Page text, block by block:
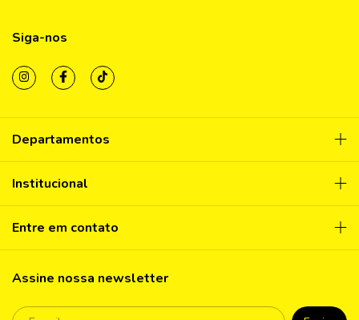
Siga-nos
Departamentos
Institucional
Entre em contato
Assine nossa newsletter